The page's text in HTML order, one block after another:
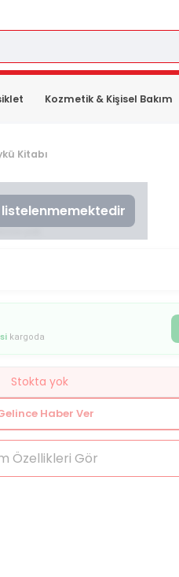
Kozmetik & Kişisel Bakım
Kitabı
yok
kargoda
Stokta yok
Haber Ver
Özellikleri Gör